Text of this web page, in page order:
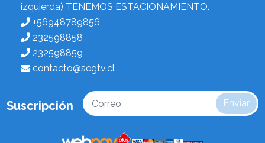
izquierda) TENEMOS ESTACIONAMIENTO.
+56948789856
232598858
232598859
contacto@segtv.cl
Suscripción Enviar